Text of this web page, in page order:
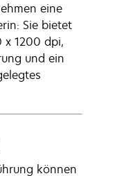
eine
Sie bietet
x 1200 dpi,
und ein
können